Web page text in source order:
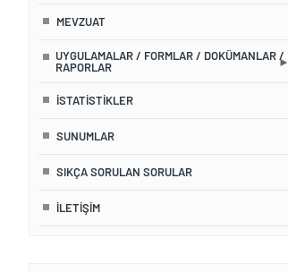
MEVZUAT
UYGULAMALAR / FORMLAR / DOKÜMANLAR /
RAPORLAR
İSTATISTIKLER
SUNUMLAR
SIKÇA SORULAN SORULAR
İLETIŞIM